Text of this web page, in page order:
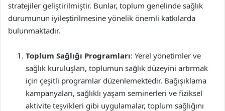
stratejiler geliştirilmiştir. Bunlar, toplum genelinde sağlık
durumunun iyileştirilmesine yönelik önemli katkılarda
bulunmaktadır.
Toplum Sağlığı Programları: Yerel yönetimler ve
sağlık kuruluşları, toplumun sağlık düzeyini artırmak
için çeşitli programlar düzenlemektedir. Bağışıklama
kampanyaları, sağlıklı yaşam seminerleri ve fiziksel
aktivite teşvikleri gibi uygulamalar, toplum sağlığını